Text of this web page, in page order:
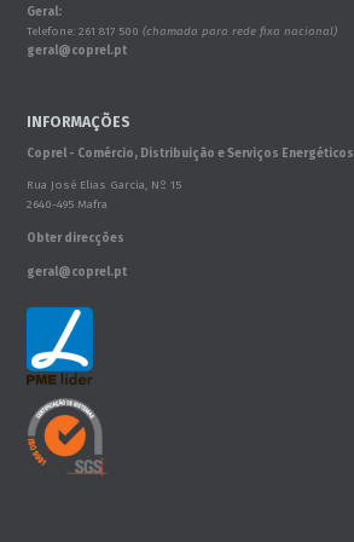
Geral:
Telefone: 261 817 500 (chamada para rede fixa nacional)
geral@coprel.pt
INFORMAÇÕES
Coprel - Comércio, Distribuição e Serviços Energéticos
Rua José Elias Garcia, Nº 15
2640-495 Mafra
Obter direcções
geral@coprel.pt